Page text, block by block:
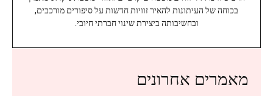
בכוחה של העיתונות להאיר זוויות חדשות על סיפורים מורכבים,
ובחשיבותה ביצירת שינוי חברתי חיובי.
מאמרים אחרונים